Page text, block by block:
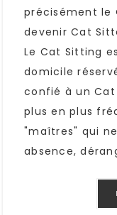
précisément le
devenir Cat
Le Cat Sitting
domicile
confié à un Cat
plus en plus
"maîtres" qui
absence,